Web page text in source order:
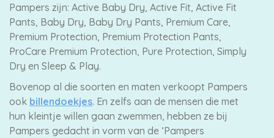
Pampers zijn: Active Baby Dry, Active Fit, Active Fit
Pants, Baby Dry, Baby Dry Pants, Premium Care,
Premium Protection, Premium Protection Pants,
ProCare Premium Protection, Pure Protection, Simply
Dry en Sleep & Play.
Bovenop al die soorten en maten verkoopt Pampers
ook billendoekjes. En zelfs aan de mensen die met
hun kleintje willen gaan zwemmen, hebben ze bij
Pampers gedacht in vorm van de ‘Pampers